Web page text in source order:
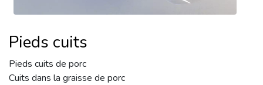
Pieds cuits
Pieds cuits de porc
Cuits dans la graisse de porc